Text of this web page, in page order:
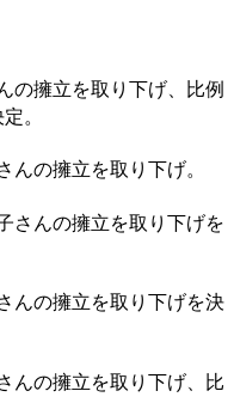
の擁立を取り下げ、比例
。
んの擁立を取り下げ。
さんの擁立を取り下げを
んの擁立を取り下げを決
んの擁立を取り下げ、比